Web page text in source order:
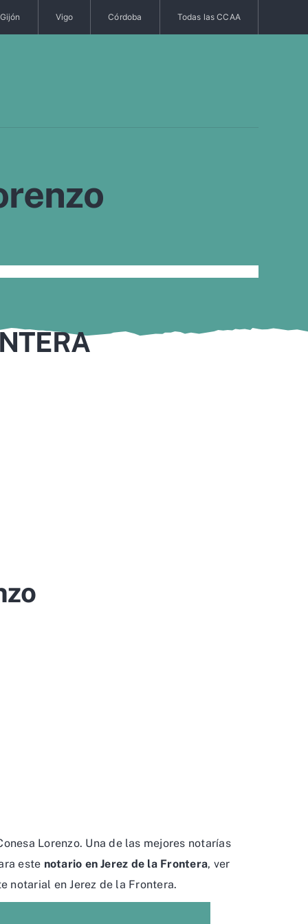
Gijón Vigo Córdoba Todas las CCAA
Lorenzo. Una de las mejores notarías
este notario en Jerez de la Frontera, ver
notarial en Jerez de la Frontera.